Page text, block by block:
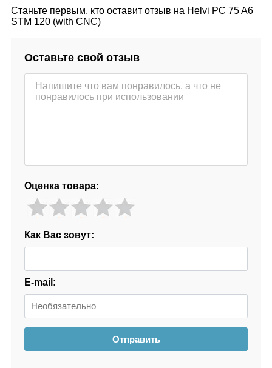
Станьте первым, кто оставит отзыв на Helvi PC 75 A6
STM 120 (with CNC)
Оставьте свой отзыв
Оценка товара:
Как Вас зовут:
E-mail:
Отправить